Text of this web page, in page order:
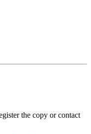
the copy or contact